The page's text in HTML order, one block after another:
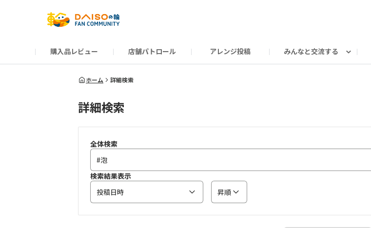
購入品レビュー 店舗パトロール アレンジ投稿 みんなと交流する
だんぜんトーク
運営からのお知らせ
ーSP Blogー
プレゼントキャンペーン
1周年記念キャンペーン
公式ホームページ
ホーム 詳細検索
詳細検索
全体検索
検索結果表示
投稿日時
昇順